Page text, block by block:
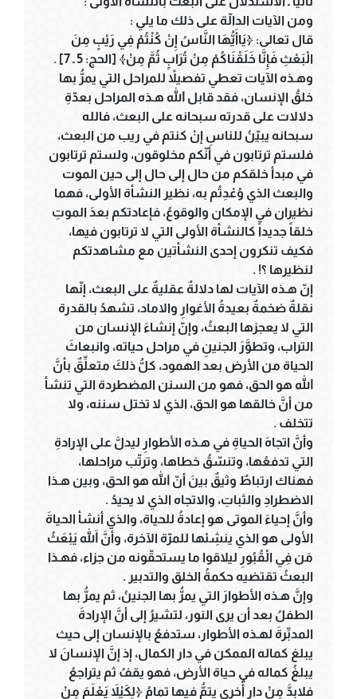
ومن الآيات الدالّة على ذلك ما يلي :
قال تعالى: ﴿يَاأَيُّهَا النَّاسُ إِنْ كُنْتُمْ فِي رَيْبٍ مِنَ
الْبَعْثِ فَإِنَّا خَلَقْنَاكُمْ مِنْ تُرَابٍ ثُمَّ مِنْ﴾ [الحج: 5 ـ 7] .
وهـذه الآيات تعطي تفصيلاً للمراحل التي يمرُّ بها
خلقُ الإنسان، فقد قابل الله هـذه المراحل بعدّةِ
دلالات على قدرته سبحانه على البعث، فالله
سبحانه يبيّنُ للناسِ إنْ كنتم في ريب من البعث،
فلستم ترتابون في أنّكم مخلوقون، ولستم ترتابون
في مبدأ خلقكم من حال إلى حال إلى حين الموت
والبعث الذي وُعْدِتُم به، نظير النشأة الأولى، فهما
نظيران في الإمكان والوقوعُ، فإعادتكم بعدَ الموتِ
خلقاً جديداً كالنشأة الأولى التي لا ترتابون فيها،
فكيف تنكرون إحدى النشأتين مع مشاهدتكم
لنظيرها ؟! .
إنّ هـذه الآيات لها دلالةٌ عقليةٌ على البعث، إنّها
نقلةٌ ضخمةٌ بعيدةُ الأغوارِ والاماد، تشهدُ بالقدرة
التي لا يعجزها البعثُ، وإنّ إنشاءَ الإنسان من
التراب، وتطوَّرَ الجنينِ في مراحل حياته، وانبعاثَ
الحياة من الأرض بعد الهمود، كلُّ ذلكَ متعلِّقٌ بأنَّ
الله هو الحق، فهو من السنن المضطردة التي تنشأ
من أنَّ خالقها هو الحق، الذي لا تختل سننه، ولا
تتخلف .
وأنَّ اتجاهَ الحياةِ في هـذه الأطوارِ ليدلَّ على الإرادةِ
التي تدفعُها، وتنسّقُ خطاها، وترتّب مراحلها،
فهناك ارتباطٌ وثيقٌ بينَ أنّ الله هو الحق، وبين هـذا
الاضطرادِ والثباتِ، والاتجاه الذي لا يحيدُ .
وأنَّ إحياءَ الموتى هو إعادةُ للحياة، والذي أنشأ الحياةَ
الأولى هو الذي ينشِئها للمرّة الآخرة، وأَنَّ اللهَ يَبْعَثُ
مَن فِي الْقُبُورِ ليلاقوا ما يستحقّونه من جزاء، فهـذا
البعثُ تقتضيه حكمةُ الخلق والتدبير .
وإنَّ هـذه الأطوارَ التي يمرُّ بها الجنينُ، ثم يمرُّ بها
الطفلُ بعد أن يرى النور، لتشيرُ إلى أنَّ الإرادةَ
المدبِّرةَ لهـذه الأطوار، ستدفعُ بالإنسان إلى حيث
يبلغ كماله الممكن في دار الكمال، إذ إنَّ الإنسانَ لا
يبلغُ كماله في حياة الأرض، فهو يقفُ ثم يتراجعُ
فلابدَّ مِنْ دارٍ أُخرى يتمُّ فيها تمامُ ﴿لِكَيْلاَ يَعْلَمَ مِنْ